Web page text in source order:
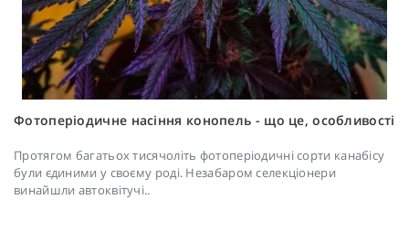
Фотоперіодичне насіння конопель - що це, особливості
Протягом багатьох тисячоліть фотоперіодичні сорти канабісу
були єдиними у своєму роді. Незабаром селекціонери
винайшли автоквітучі..